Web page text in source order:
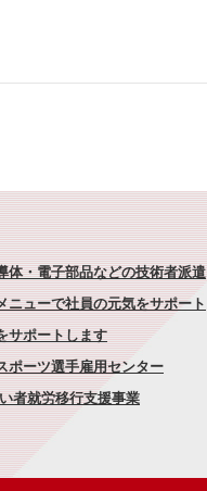
体・電子部品などの技術者派遣
ニューで社員の元気をサポート
サポートします
ポーツ選手雇用センター
者就労移行支援事業